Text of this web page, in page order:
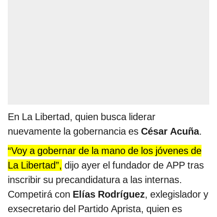
En La Libertad, quien busca liderar
nuevamente la gobernancia es César Acuña.
“Voy a gobernar de la mano de los jóvenes de
La Libertad”, dijo ayer el fundador de APP tras
inscribir su precandidatura a las internas.
Competirá con Elías Rodríguez, exlegislador y
exsecretario del Partido Aprista, quien es